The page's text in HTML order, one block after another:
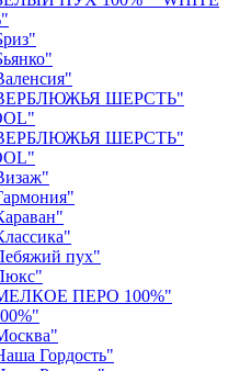
ШЕРСТЬ"
ШЕРСТЬ"
пух"
ПЕРО 100%"
Гордость"